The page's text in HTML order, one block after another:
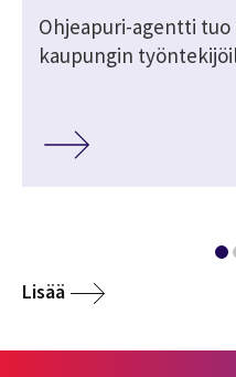
Ohjeapuri-agentti
kaupungin
Lisää